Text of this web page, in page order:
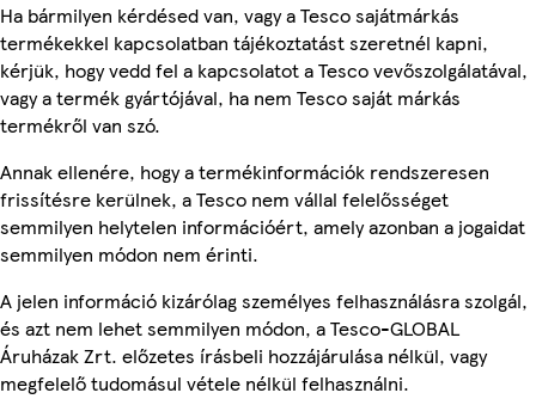
Ha bármilyen kérdésed van, vagy a Tesco sajátmárkás
termékekkel kapcsolatban tájékoztatást szeretnél kapni,
kérjük, hogy vedd fel a kapcsolatot a Tesco vevőszolgálatával,
vagy a termék gyártójával, ha nem Tesco saját márkás
termékről van szó.
Annak ellenére, hogy a termékinformációk rendszeresen
frissítésre kerülnek, a Tesco nem vállal felelősséget
semmilyen helytelen információért, amely azonban a jogaidat
semmilyen módon nem érinti.
A jelen információ kizárólag személyes felhasználásra szolgál,
és azt nem lehet semmilyen módon, a Tesco-GLOBAL
Áruházak Zrt. előzetes írásbeli hozzájárulása nélkül, vagy
megfelelő tudomásul vétele nélkül felhasználni.